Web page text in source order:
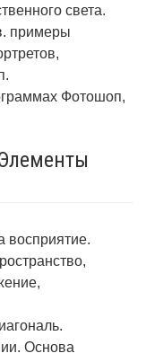
света.
примеры
Фотошоп,
восприятие.
Основа